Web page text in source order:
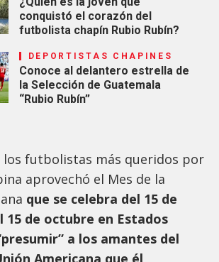
conquistó el corazón del
futbolista chapín Rubio Rubín?
DEPORTISTAS CHAPINES
Conoce al delantero estrella de
la Selección de Guatemala
“Rubio Rubín”
los futbolistas más queridos por
aprovechó el Mes de la
que se celebra del 15 de
15 de octubre en Estados
a los amantes del
Americana que él